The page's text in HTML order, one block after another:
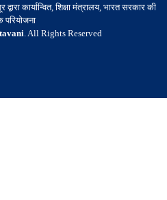
कार्यान्वित, शिक्षा मंत्रालय, भारत सरकार की
परियोजना
. All Rights Reserved